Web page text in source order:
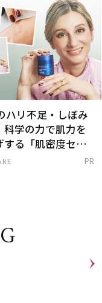
ハリ不足・しぼみ
科学の力で肌力を
する「肌密度セラ
PR